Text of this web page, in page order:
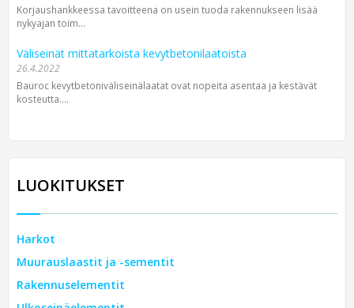
Korjaushankkeessa tavoitteena on usein tuoda rakennukseen lisää
nykyajan toim...
Väliseinät mittatarkoista kevytbetonilaatoista
26.4.2022
Bauroc kevytbetoniväliseinälaatat ovat nopeita asentaa ja kestävät
kosteutta....
LUOKITUKSET
Harkot
Muurauslaastit ja -sementit
Rakennuselementit